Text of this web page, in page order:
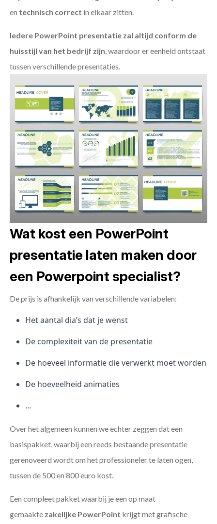
en technisch correct in elkaar zitten.
Iedere PowerPoint presentatie zal altijd conform de
huisstijl van het bedrijf zijn, waardoor er eenheid ontstaat
tussen verschillende presentaties.
Wat kost een PowerPoint
presentatie laten maken door
een Powerpoint specialist?
De prijs is afhankelijk van verschillende variabelen:
Het aantal dia’s dat je wenst
De complexiteit van de presentatie
De hoeveel informatie die verwerkt moet worden
De hoeveelheid animaties
…
Over het algemeen kunnen we echter zeggen dat een
basispakket, waarbij een reeds bestaande presentatie
gerenoveerd wordt om het professioneler te laten ogen,
tussen de 500 en 800 euro kost.
Een compleet pakket waarbij je een op maat
gemaakte zakelijke PowerPoint krijgt met grafische